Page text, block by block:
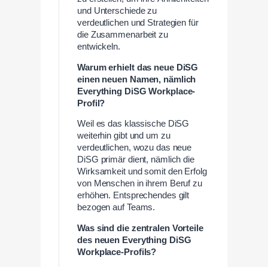
und Unterschiede zu
verdeutlichen und Strategien für
die Zusammenarbeit zu
entwickeln.
Warum erhielt das neue DiSG
einen neuen Namen, nämlich
Everything DiSG Workplace-
Profil?
Weil es das klassische DiSG
weiterhin gibt und um zu
verdeutlichen, wozu das neue
DiSG primär dient, nämlich die
Wirksamkeit und somit den Erfolg
von Menschen in ihrem Beruf zu
erhöhen. Entsprechendes gilt
bezogen auf Teams.
Was sind die zentralen Vorteile
des neuen Everything DiSG
Workplace-Profils?